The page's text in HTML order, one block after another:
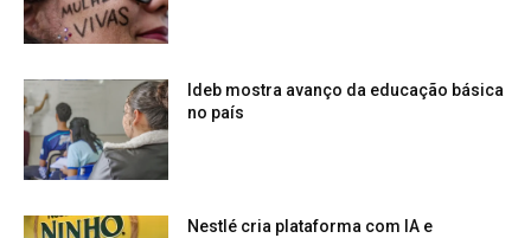
Ideb mostra avanço da educação básica
no país
Nestlé cria plataforma com IA e